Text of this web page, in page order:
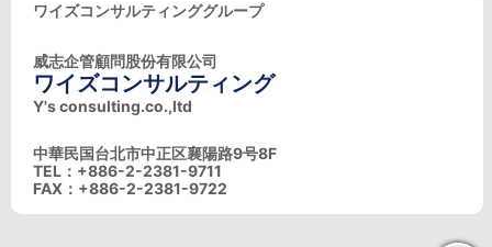
ワイズコンサルティンググループ
威志企管顧問股份有限公司
ワイズコンサルティング
Y's consulting.co.,ltd
中華民国台北市中正区襄陽路9号8F
TEL：+886-2-2381-9711
FAX：+886-2-2381-9722